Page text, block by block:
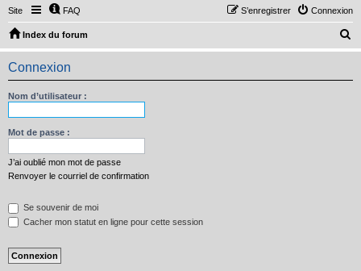
Site FAQ Connexion
S’enregistrer
Index du forum
e
Connexion
Nom d’utilisateur :
Mot de passe :
J’ai oublié mon mot de passe
Renvoyer le courriel de confirmation
Se souvenir de moi
Cacher mon statut en ligne pour cette session